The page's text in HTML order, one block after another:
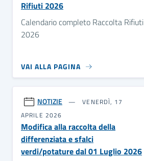
Rifiuti 2026
Calendario completo Raccolta Rifiuti
2026
VAI ALLA PAGINA
NOTIZIE
VENERDÌ, 17
APRILE 2026
Modifica alla raccolta della
differenziata e sfalci
verdi/potature dal 01 Luglio 2026